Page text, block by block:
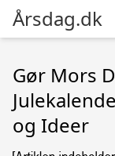
Årsdag.dk
Gør Mors
og Ideer